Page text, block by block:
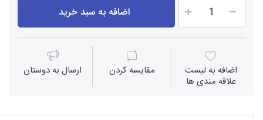
اضافه به سبد خرید
اضافه به لیست
علاقه مندی ها
مقايسه كردن ارسال به دوستان